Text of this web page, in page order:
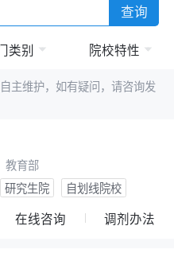
查询
类别 院校特性
主维护，如有疑问，请咨询发
教育部
研究生院 自划线院校
在线咨询 调剂办法